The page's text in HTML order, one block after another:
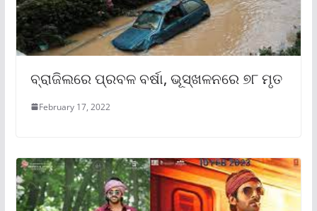
ବ୍ରାଜିଲରେ ପ୍ରବଳ ବର୍ଷା, ଭୂସ୍ଖଳନରେ ୭୮ ମୃତ
February 17, 2022